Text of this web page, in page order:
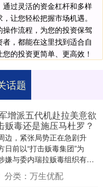
过灵活的资金杠杆和多样
让您轻松把握市场机遇。
作流程，为您的投资保驾
，都能在这里找到适合自
的投资更简单、更高效！
话题
增派五代机赴拉美意欲
贩毒还是施压马杜罗？
边，紧张局势正在急剧升
日前以“打击贩毒集团”为
嫌与委内瑞拉贩毒组织有关
导致11人死亡。紧随其后，
波多....
分类： 万生优配